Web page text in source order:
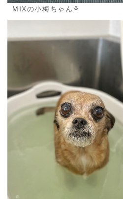
MIXの小梅ちゃん⚘